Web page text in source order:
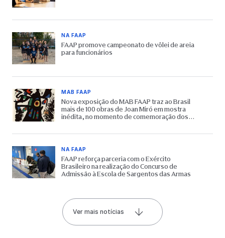
NA FAAP
FAAP promove campeonato de vôlei de areia
para funcionários
MAB FAAP
Nova exposição do MAB FAAP traz ao Brasil
mais de 100 obras de Joan Miró em mostra
inédita, no momento de comemoração dos
NA FAAP
FAAP reforça parceria com o Exército
Brasileiro na realização do Concurso de
Admissão à Escola de Sargentos das Armas
Ver mais notícias